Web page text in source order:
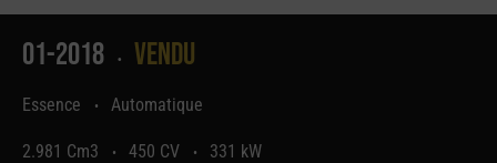
01-2018 • Vendu
Essence • Automatique
2.981 Cm3 • 450 CV • 331 kW